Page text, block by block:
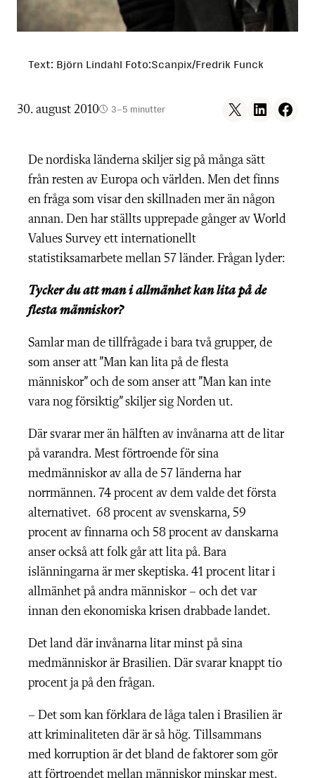
Text: Björn Lindahl Foto:Scanpix/Fredrik Funck
30. august 2010 3–5 minutter Share on X Share on LinkedIn
Share on
De nordiska länderna skiljer sig på många sätt
från resten av Europa och världen. Men det finns
en fråga som visar den skillnaden mer än någon
annan. Den har ställts upprepade gånger av World
Values Survey ett internationellt
statistiksamarbete mellan 57 länder. Frågan lyder:
Tycker du att man i allmänhet kanlita påde
flesta människor?
Samlar man de tillfrågade i bara två grupper, de
som anser att ”Man kan lita på de flesta
människor” och de som anser att ”Man kan inte
vara nog försiktig” skiljer sig Norden ut.
Där svarar mer än hälften av invånarna att de litar
på varandra. Mest förtroende för sina
medmänniskor av alla de 57 länderna har
norrmännen. 74 procent av dem valde det första
alternativet. 68 procent av svenskarna, 59
procent av finnarna och 58 procent av danskarna
anser också att folk går att lita på. Bara
islänningarna är mer skeptiska. 41 procent litar i
allmänhet på andra människor – och det var
innan den ekonomiska krisen drabbade landet.
Det land där invånarna litar minst på sina
medmänniskor är Brasilien. Där svarar knappt tio
procent ja på den frågan.
– Det som kan förklara de låga talen i Brasilien är
att kriminaliteten där är så hög. Tillsammans
med korruption är det bland de faktorer som gör
att förtroendet mellan människor minskar mest,